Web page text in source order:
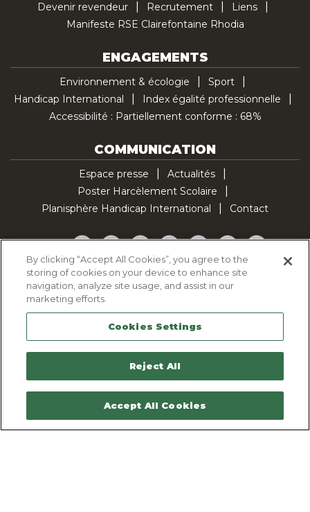
Devenir revendeur
Recrutement
Liens
Manifeste RSE Clairefontaine Rhodia
ENGAGEMENTS
Environnement & écologie
Sport
Handicap International
Index égalité professionnelle
Accessibilité : Partiellement conforme : 68%
COMMUNICATION
Espace presse
Actualités
Poster Harcèlement Scolaire
Planisphère Handicap International
Contact
Facebook
TwitterYouTubePinterestInstagramLinkedInTikTok
Politique d'utilisation des cookies
Politique de confidentialité
Mentions légales
Plan du site
Contactez-nous
By clicking “Accept All Cookies”, you agree to the
storing of cookies on your device to enhance site
navigation, analyze site usage, and assist in our
marketing efforts.
Cookies Settings
Reject All
Accept All Cookies